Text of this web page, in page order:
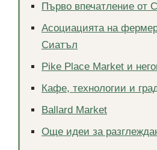
Първо впечатление от
Асоциацията на
Сиатъл
Pike Place Market и
Кафе, технологии и
Ballard Market
Още идеи за